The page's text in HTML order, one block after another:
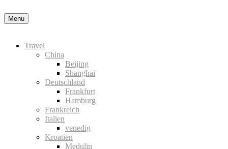
Menu
Travel
China
Beijing
Shanghai
Deutschland
Frankfurt
Hamburg
Frankreich
Italien
venedig
Kroatien
Medulin
Nähere Information zu den Cookies in der Datenschutzerklärung